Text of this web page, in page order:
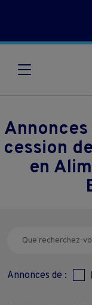
cession
en
Annonces de :